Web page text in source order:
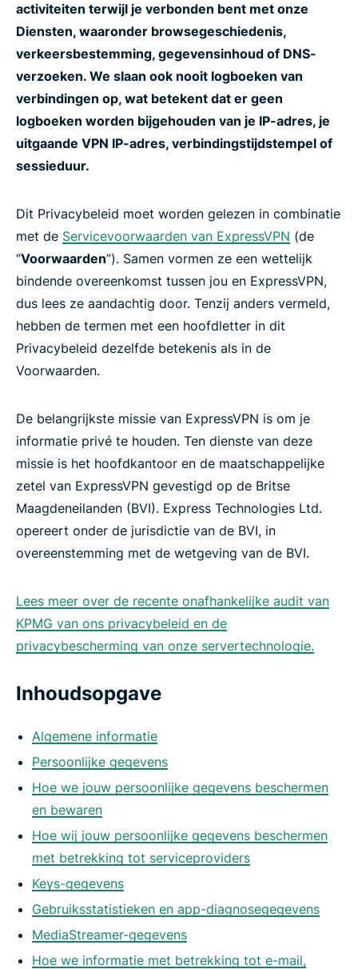
activiteiten terwijl je verbonden bent met onze
Diensten, waaronder browsegeschiedenis,
verkeersbestemming, gegevensinhoud of DNS-
verzoeken. We slaan ook nooit logboeken van
verbindingen op, wat betekent dat er geen
logboeken worden bijgehouden van je IP-adres, je
uitgaande VPN IP-adres, verbindingstijdstempel of
sessieduur.
Dit Privacybeleid moet worden gelezen in combinatie
met de Servicevoorwaarden van ExpressVPN (de
“Voorwaarden”). Samen vormen ze een wettelijk
bindende overeenkomst tussen jou en ExpressVPN,
dus lees ze aandachtig door. Tenzij anders vermeld,
hebben de termen met een hoofdletter in dit
Privacybeleid dezelfde betekenis als in de
Voorwaarden.
De belangrijkste missie van ExpressVPN is om je
informatie privé te houden. Ten dienste van deze
missie is het hoofdkantoor en de maatschappelijke
zetel van ExpressVPN gevestigd op de Britse
Maagdeneilanden (BVI). Express Technologies Ltd.
opereert onder de jurisdictie van de BVI, in
overeenstemming met de wetgeving van de BVI.
Lees meer over de recente onafhankelijke audit van
KPMG van ons privacybeleid en de
privacybescherming van onze servertechnologie.
Inhoudsopgave
Algemene informatie
Persoonlijke gegevens
Hoe we jouw persoonlijke gegevens beschermen
en bewaren
Hoe wij jouw persoonlijke gegevens beschermen
met betrekking tot serviceproviders
Keys-gegevens
Gebruiksstatistieken en app-diagnosegegevens
MediaStreamer-gegevens
Hoe we informatie met betrekking tot e-mail,